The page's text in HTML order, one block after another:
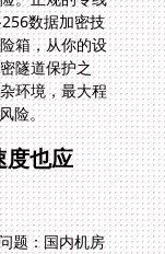
险。
度也应
题：国内机房
协议改变...这
线技术支持团
案，而不是让
着他们深谙国
在本地路由、
并据此调整你